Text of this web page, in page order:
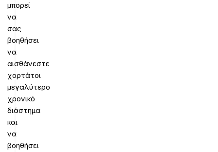
μπορεί
να
σας
βοηθήσει
να
αισθάνεστε
χορτάτοι
μεγαλύτερο
χρονικό
διάστημα
και
να
βοηθήσει